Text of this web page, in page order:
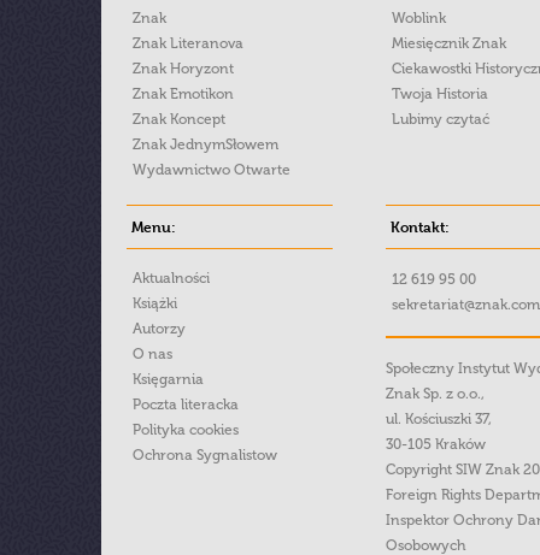
Znak
Znak Literanova
Znak Horyzont
Znak Emotikon
Znak Koncept
Znak JednymSłowem
Wydawnictwo Otwarte
Woblink
Miesięcznik Znak
Ciekawostki
Twoja Historia
Lubimy czytać
Menu:
Aktualności
Książki
Autorzy
O nas
Księgarnia
Poczta literacka
Polityka cookies
Ochrona Sygnalistow
Kontakt:
12 619 95 00
Społeczny Instytut
Znak Sp. z o.o.,
ul. Kościuszki 37,
30-105 Kraków
Copyright SIW Znak
Foreign Rights
Inspektor Ochrony
Osobowych